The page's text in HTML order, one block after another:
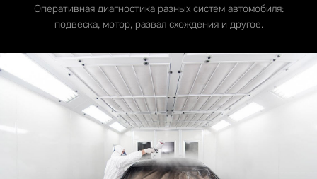
Оперативная диагностика разных систем автомобиля:
подвеска, мотор, развал схождения и другое.